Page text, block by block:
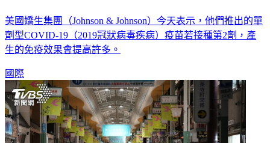
美國嬌生集團（Johnson & Johnson）今天表示，他們推出的單
劑型COVID-19（2019冠狀病毒疾病）疫苗若接種第2劑，產
生的免疫效果會提高許多。
國際